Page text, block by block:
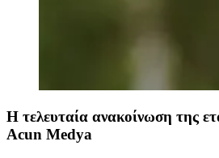
H τελευταία ανακοίνωση της
Acun Medya